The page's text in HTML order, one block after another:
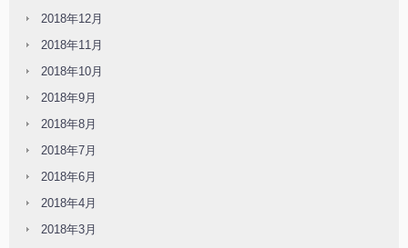
2018年12月
2018年11月
2018年10月
2018年9月
2018年8月
2018年7月
2018年6月
2018年4月
2018年3月